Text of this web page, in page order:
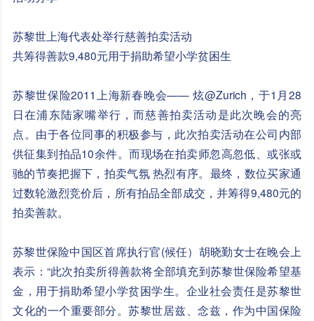
苏黎世上海代表处举行慈善拍卖活动
共筹得善款9,480元用于捐助希望小学贫困生
苏黎世保险2011上海新春晚会—— 炫@Zurich，于1月28
日在浦东陆家嘴举行，而慈善拍卖活动是此次晚会的亮
点。由于各位同事的积极参与，此次拍卖活动在公司内部
供征集到拍品10余件。而现场在拍卖师忽高忽低、或张或
驰的节奏把握下，拍卖气氛 热烈有序。最终，数位买家通
过数轮激烈竞价后，所有拍品全部成交，并筹得9,480元的
拍卖善款。
苏黎世保险中国区首席执行官(候任）胡晓勤女士在晚会上
表示：“此次拍卖所得善款将全部填充到苏黎世保险希望基
金，用于捐助希望小学贫困学生。企业社会责任是苏黎世
文化的一个重要部分。苏黎世居兹、念兹，作为中国保险